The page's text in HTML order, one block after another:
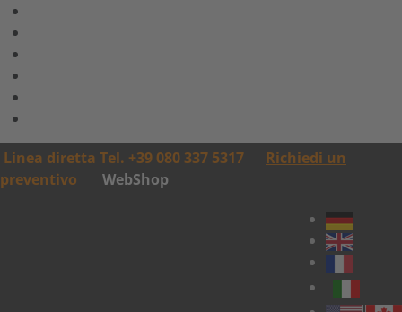
Linea diretta Tel. +39 080 337 5317
Richiedi un
preventivo
WebShop